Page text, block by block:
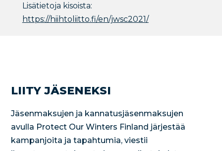
Lisätietoja kisoista:
https://hiihtoliitto.fi/en/jwsc2021/
LIITY JÄSENEKSI
Jäsenmaksujen ja kannatusjäsenmaksujen
avulla Protect Our Winters Finland järjestää
kampanjoita ja tapahtumia, viestii